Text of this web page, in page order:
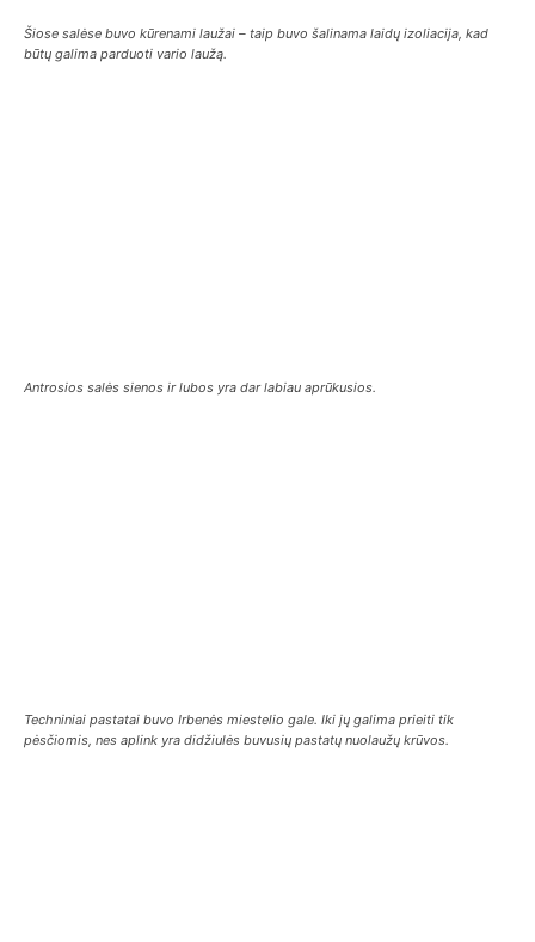
Šiose salėse buvo kūrenami laužai – taip buvo šalinama laidų izoliacija, kad
būtų galima parduoti vario laužą.
Antrosios salės sienos ir lubos yra dar labiau aprūkusios.
Techniniai pastatai buvo Irbenės miestelio gale. Iki jų galima prieiti tik
pėsčiomis, nes aplink yra didžiulės buvusių pastatų nuolaužų krūvos.